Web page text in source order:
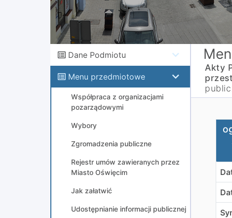
Dane Podmiotu
Menu przedmiotowe
Współpraca z organizacjami
pozarządowymi
Wybory
Zgromadzenia publiczne
Rejestr umów zawieranych przez
Miasto Oświęcim
Jak załatwić
Udostępnianie informacji publicznej
Akty